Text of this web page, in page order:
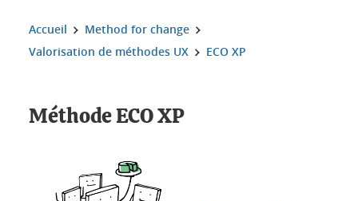
Vous êtes ici :
Accueil
Method for change
Valorisation de méthodes UX
ECO XP
Méthode ECO XP